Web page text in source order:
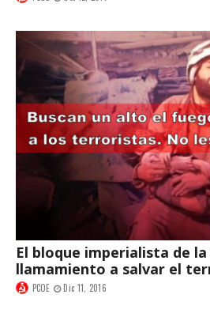
El bloque imperialista de la
llamamiento a salvar el
PCOE Dic 11, 2016